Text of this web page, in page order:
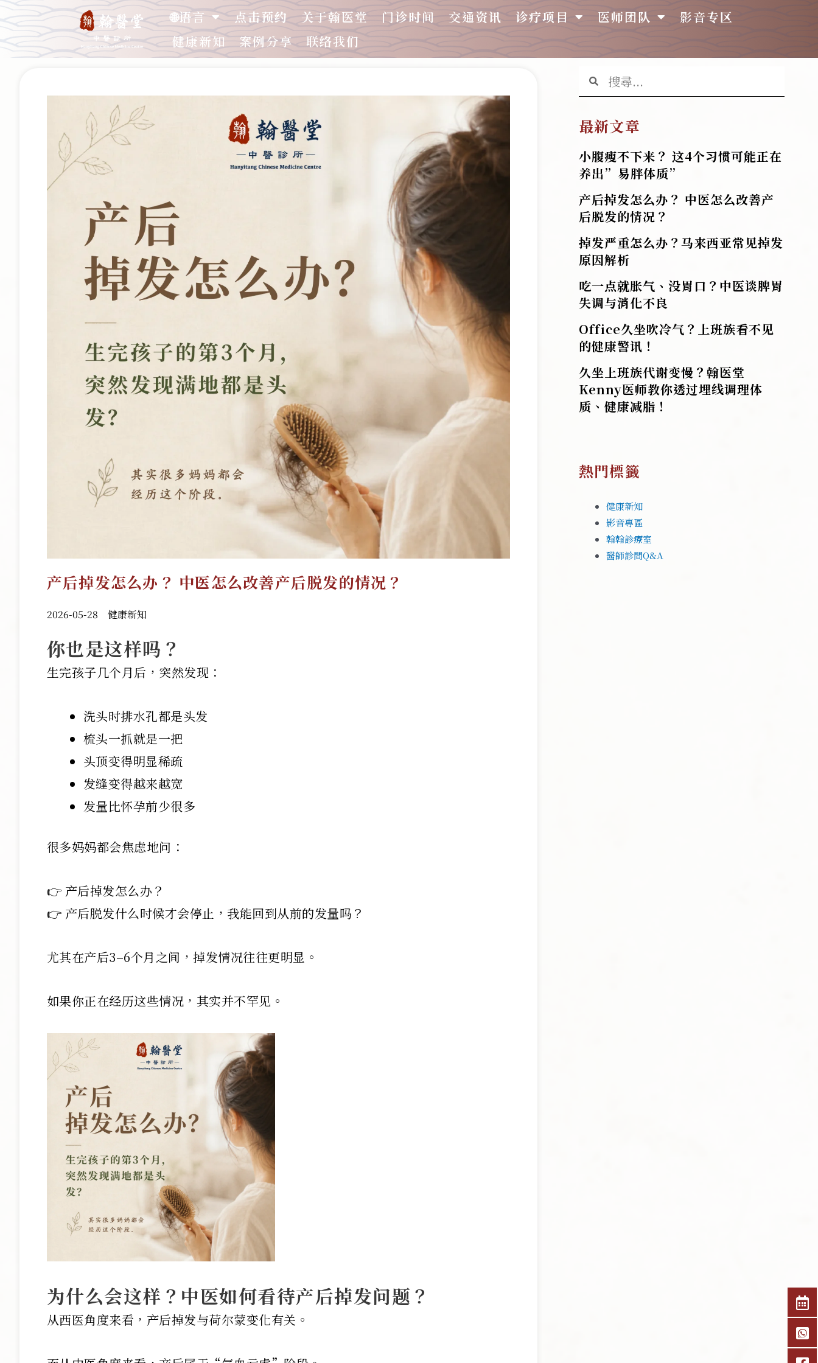
🌐语言 点击预约 关于翰医堂 门诊时间 交通资讯 诊疗项目 医师团队
影音专区
健康新知
案例分享 联络我们
产后掉发怎么办？ 中医怎么改善产后脱发的情况？
2026-05-28 健康新知
你也是这样吗？
生完孩子几个月后，突然发现：
洗头时排水孔都是头发
梳头一抓就是一把
头顶变得明显稀疏
发缝变得越来越宽
发量比怀孕前少很多
很多妈妈都会焦虑地问：
👉 产后掉发怎么办？
👉 产后脱发什么时候才会停止，我能回到从前的发量吗？
尤其在产后3–6个月之间，掉发情况往往更明显。
如果你正在经历这些情况，其实并不罕见。
为什么会这样？中医如何看待产后掉发问题？
从西医角度来看，产后掉发与荷尔蒙变化有关。
最新文章
小腹瘦不下来？ 这4个习惯可能正在
养出”易胖体质”
产后掉发怎么办？ 中医怎么改善产
后脱发的情况？
掉发严重怎么办？马来西亚常见掉发
原因解析
吃一点就胀气、没胃口？中医谈脾胃
失调与消化不良
Office久坐吹冷气？上班族看不见
的健康警讯！
久坐上班族代谢变慢？翰医堂
Kenny医师教你透过埋线调理体
质、健康减脂！
熱門標籤
健康新知
影音專區
翰翰診療室
醫師診間Q&A